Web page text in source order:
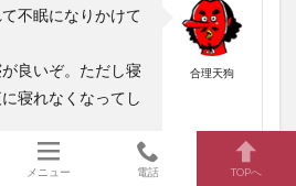
合理天狗
不眠になりかけて
良いぞ。ただし寝
寝れなくなってし
ほど眠るのが理想的
メニュー 電話 TOPへ